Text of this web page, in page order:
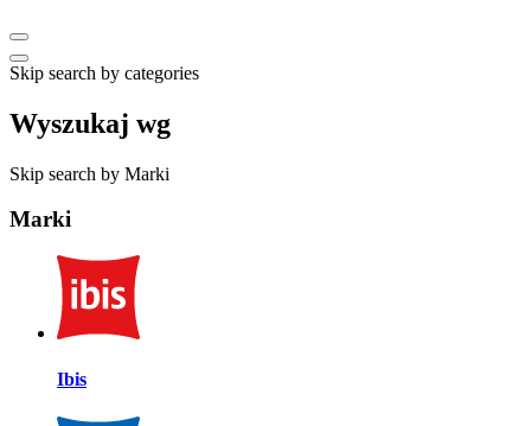
Skip search by categories
Wyszukaj wg
Skip search by Marki
Marki
Ibis